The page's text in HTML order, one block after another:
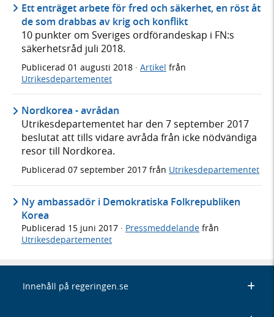
Ett enträget arbete för fred och säkerhet, en röst åt
de som drabbas av krig och konflikt
10 punkter om Sveriges ordförandeskap i FN:s
säkerhetsråd juli 2018.
Publicerad 01 augusti 2018 · Artikel från
Utrikesdepartementet
Nordkorea - avrådan
Utrikesdepartementet har den 7 september 2017
beslutat att tills vidare avråda från icke nödvändiga
resor till Nordkorea.
Publicerad 07 september 2017 från Utrikesdepartementet
Ny ambassadör i Demokratiska Folkrepubliken
Korea
Publicerad 15 juni 2017 · Pressmeddelande från
Utrikesdepartementet
Innehåll på regeringen.se